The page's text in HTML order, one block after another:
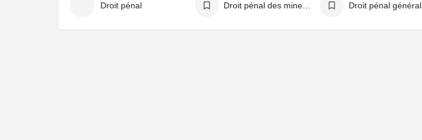
Droit pénal Droit pénal des mineurs Droit pénal général